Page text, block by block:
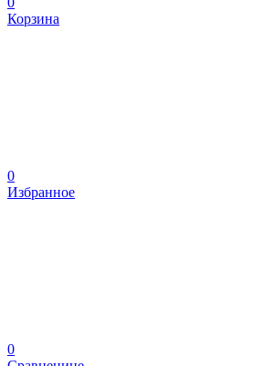
Корзина
0
Избранное
0